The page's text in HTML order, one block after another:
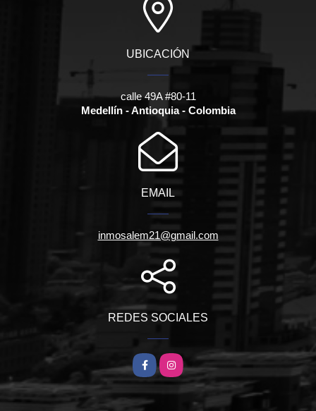
UBICACIÓN
calle 49A #80-11
Medellín - Antioquia - Colombia
EMAIL
inmosalem21@gmail.com
REDES SOCIALES
FacebookInstagram